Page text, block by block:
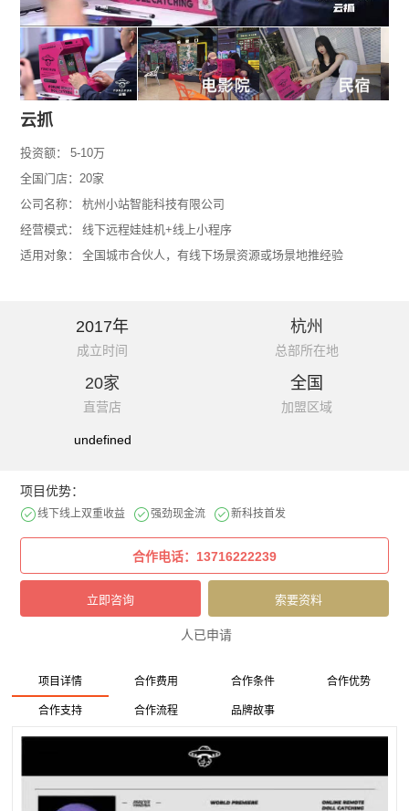
云抓
投资额：
5-10万
全国门店：20家
公司名称：
杭州小站智能科技有限公司
经营模式：
线下远程娃娃机+线上小程序
适用对象：
全国城市合伙人，有线下场景资源或场景地推经验
2017年
成立时间
杭州
总部所在地
20家
直营店
全国
加盟区域
undefined
项目优势：
线下线上双重收益 强劲现金流 新科技首发
人已申请
项目详情 合作费用 合作条件 合作优势
合作支持 合作流程 品牌故事